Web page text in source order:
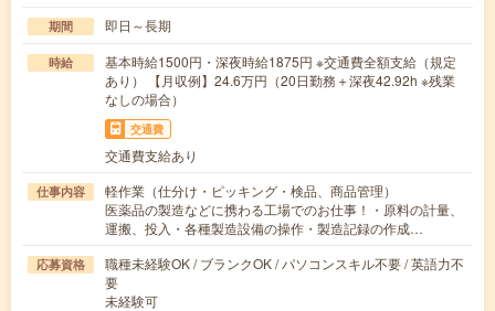
期間 即日～長期
時給
基本時給1500円・深夜時給1875円 ※交通費全額支給（規定
あり） 【月収例】24.6万円（20日勤務＋深夜42.92h ※残業
なしの場合）
交通費
交通費支給あり
仕事内容
軽作業（仕分け・ピッキング・検品、商品管理）
医薬品の製造などに携わる工場でのお仕事！・原料の計量、
運搬、投入・各種製造設備の操作・製造記録の作成…
応募資格
職種未経験OK / ブランクOK / パソコンスキル不要 / 英語力不
要
未経験可